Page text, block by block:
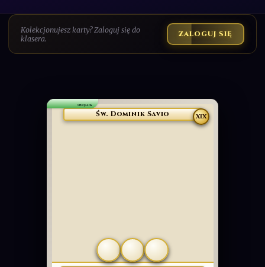
Kolekcjonujesz karty? Zaloguj się do
klasera.
ZALOGUJ SIĘ